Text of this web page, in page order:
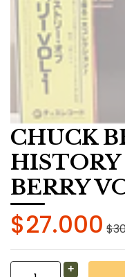
CHUCK
BERRY
$27.000
+